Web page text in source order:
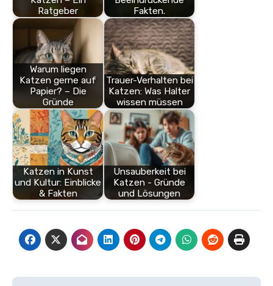
Ratgeber
Fakten.
Warum liegen
Katzen gerne auf
Papier? – Die
Gründe
Trauer-Verhalten bei
Katzen: Was Halter
wissen müssen
Katzen in Kunst
und Kultur: Einblicke
& Fakten
Unsauberkeit bei
Katzen - Gründe
und Lösungen